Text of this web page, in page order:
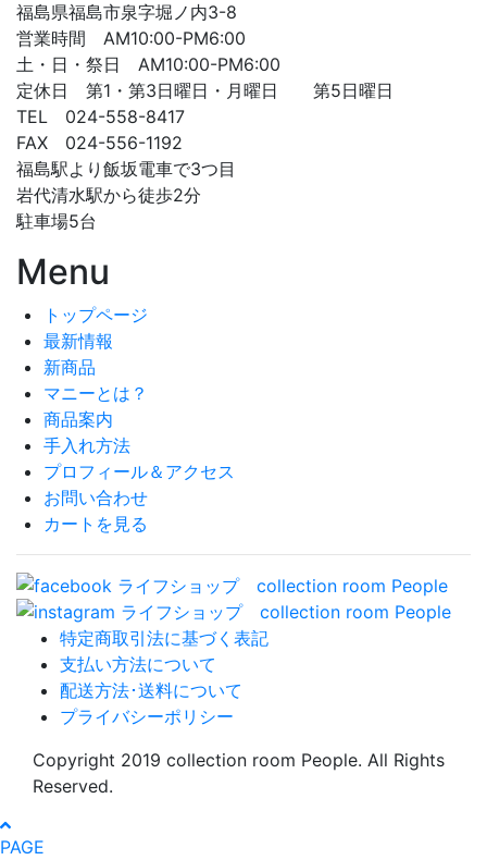
福島県福島市泉字堀ノ内3-8
営業時間 AM10:00-PM6:00
土・日・祭日 AM10:00-PM6:00
定休日 第1・第3日曜日・月曜日 第5日曜日
TEL 024-558-8417
FAX 024-556-1192
福島駅より飯坂電車で3つ目
岩代清水駅から徒歩2分
駐車場5台
Menu
トップページ
最新情報
新商品
マニーとは？
商品案内
手入れ方法
プロフィール＆アクセス
お問い合わせ
カートを見る
特定商取引法に基づく表記
支払い方法について
配送方法･送料について
プライバシーポリシー
Copyright 2019 collection room People. All Rights
Reserved.
PAGE